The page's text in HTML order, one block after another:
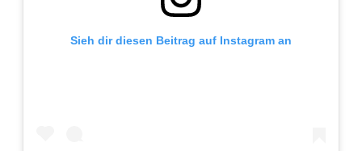
Sieh dir diesen Beitrag auf Instagram an